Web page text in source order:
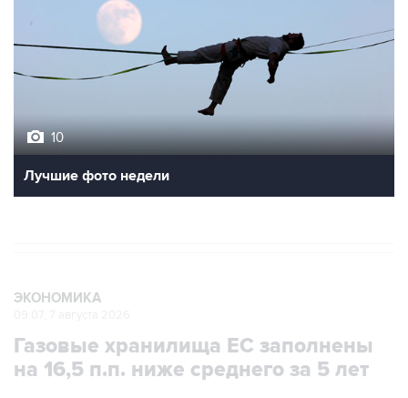
10
Лучшие фото недели
ЭКОНОМИКА
Газовые хранилища ЕС заполнены
на 16,5 п.п. ниже среднего за 5 лет